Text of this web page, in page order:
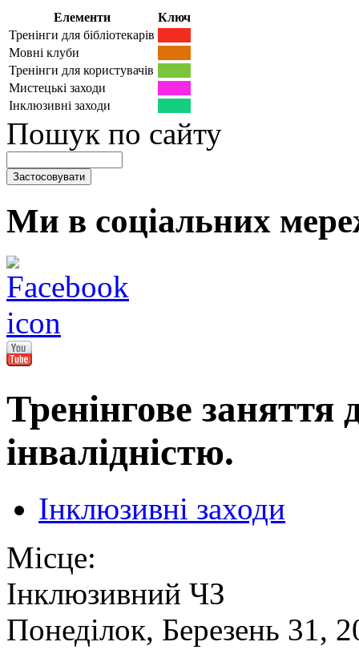
Елементи
Ключ
Тренінги для бібліотекарів
Мовні клуби
Тренінги для користувачів
Мистецькі заходи
Інклюзивні заходи
Пошук по сайту
Ми в соціальних
Тренінгове заняття
інвалідністю.
Інклюзивні заходи
Місце:
Інклюзивний ЧЗ
Понеділок, Березень 31,